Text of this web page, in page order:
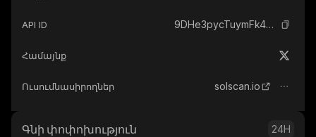
API ID 9DHe3pycTuymFk4H4bbPoAJ4hQrr2kaLDF6J6aAKpump_solana
Համայնք
Ուսումնասիրողներ solscan.io
Գնի փոփոխություն 24H